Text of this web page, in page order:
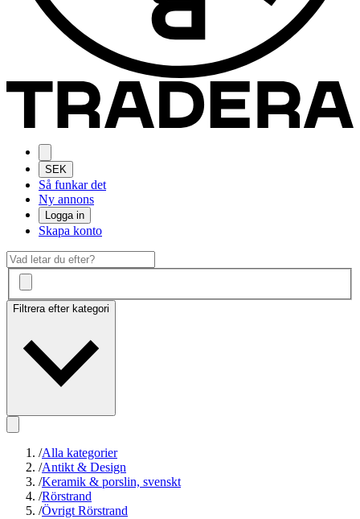
SEK
Så funkar det
Ny annons
Logga in
Skapa konto
Filtrera efter kategori
/Alla kategorier
/Antikt & Design
/Keramik & porslin, svenskt
/Rörstrand
/Övrigt Rörstrand